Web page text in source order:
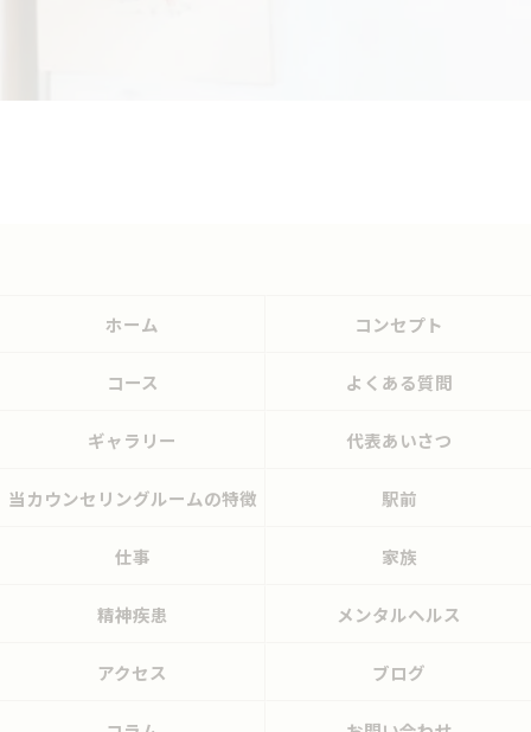
ホーム コンセプト
コース よくある質問
ギャラリー 代表あいさつ
当カウンセリングルームの特徴 駅前
仕事 家族
精神疾患 メンタルヘルス
アクセス ブログ